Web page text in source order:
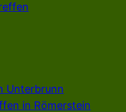
Unterbrunn
in Römerstein